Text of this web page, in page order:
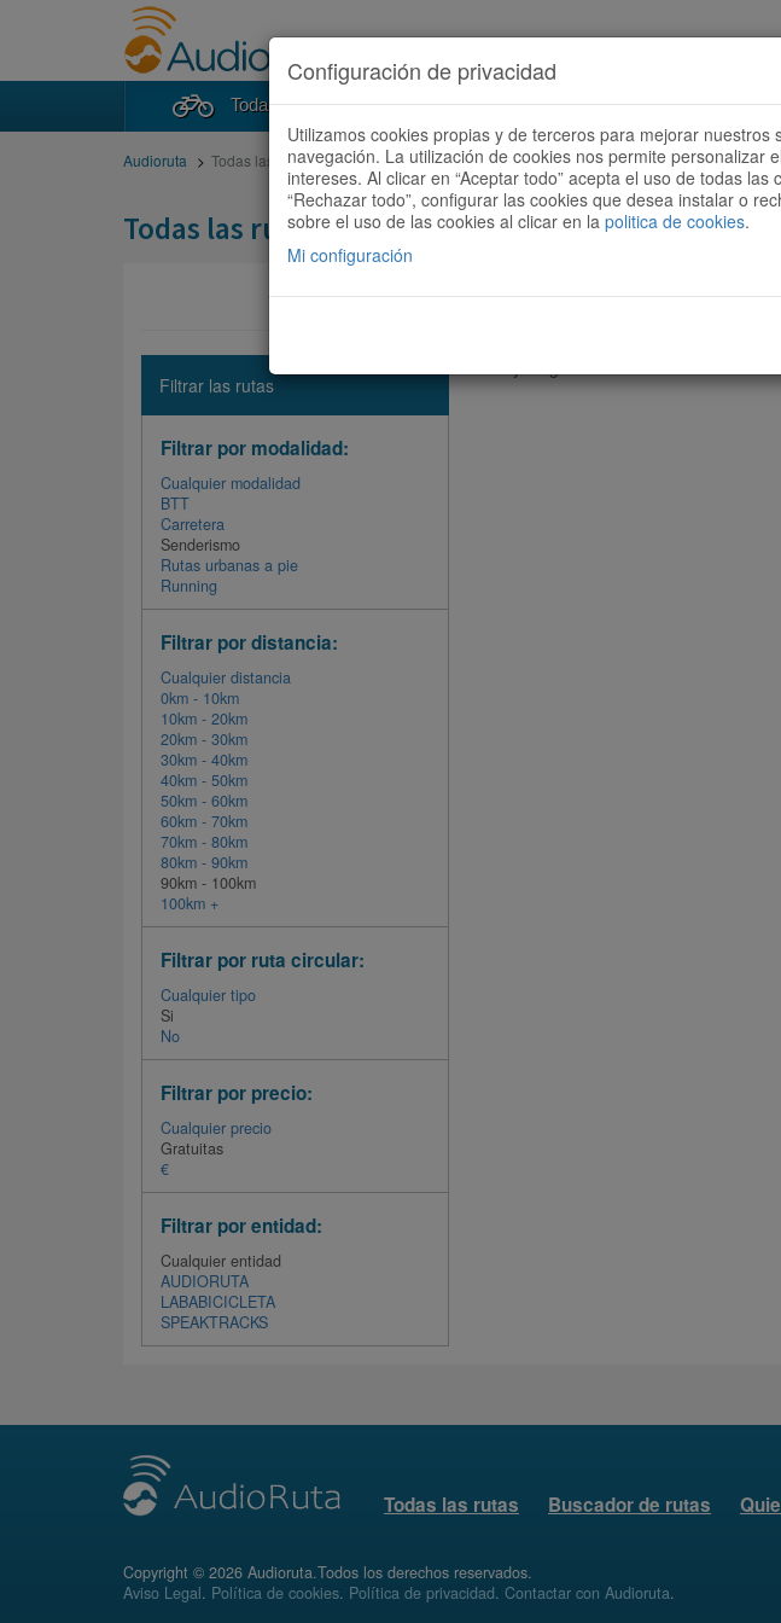
Todas las rutas Buscador de rutas
Audioruta Todas las rutas
Todas las rutas
Filtrar las rutas
Filtrar por modalidad:
Cualquier modalidad
BTT
Carretera
Senderismo
Rutas urbanas a pie
Running
Filtrar por distancia:
Cualquier distancia
0km - 10km
10km - 20km
20km - 30km
30km - 40km
40km - 50km
50km - 60km
60km - 70km
70km - 80km
80km - 90km
90km - 100km
100km +
Filtrar por ruta circular:
Cualquier tipo
Si
No
Filtrar por precio:
Cualquier precio
Gratuitas
€
Filtrar por entidad:
Cualquier entidad
AUDIORUTA
LABABICICLETA
SPEAKTRACKS
Todas las rutas Buscador de rutas
Copyright © 2026 Audioruta.Todos los derechos reservados.
Aviso Legal. Política de cookies. Política de privacidad. Contactar con Audioruta.
Configuración de privacidad
Utilizamos cookies propias y de terceros para mejorar
navegación. La utilización de cookies nos permite
intereses. Al clicar en “Aceptar todo” acepta el uso de todas
“Rechazar todo”, configurar las cookies que desea instalar o
sobre el uso de las cookies al clicar en la politica de cookies.
Mi configuración